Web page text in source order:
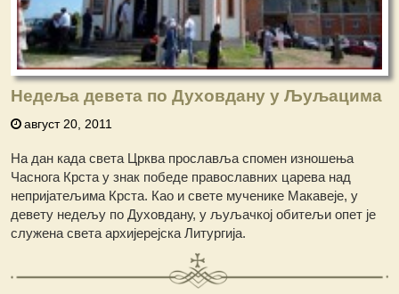
Недеља девета по Духовдану у Љуљацима
август 20, 2011
На дан када света Црква прославља спомен изношења
Часнога Крста у знак победе православних царева над
непријатељима Крста. Као и свете мученике Макавеје, у
девету недељу по Духовдану, у љуљачкој обитељи опет је
служена света архијерејска Литургија.